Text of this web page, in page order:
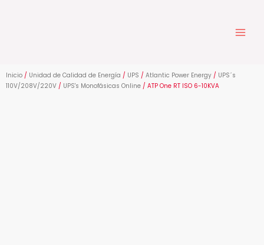
Inicio / Unidad de Calidad de Energía / UPS / Atlantic Power Energy / UPS´s
110V/208V/220V / UPS's Monofásicas Online / ATP One RT ISO 6-10KVA